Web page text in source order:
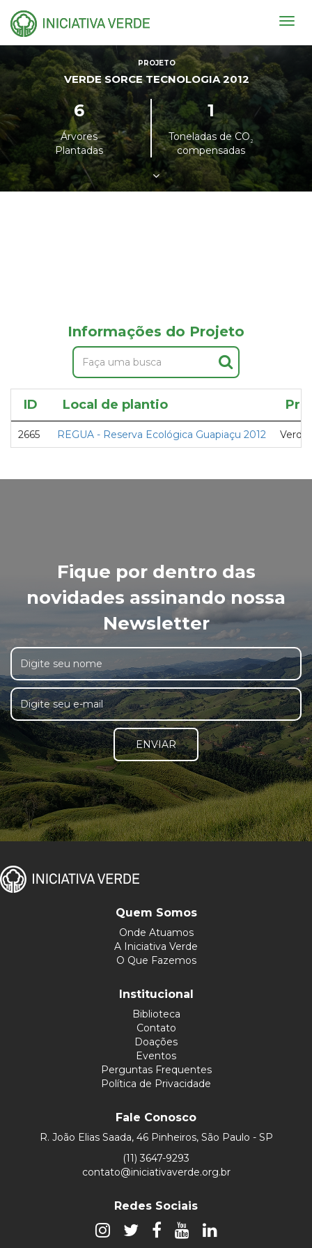
PROJETO
VERDE SORCE TECNOLOGIA 2012
6
Árvores
Plantadas
1
Toneladas de CO²
compensadas
Informações do Projeto
ID Local de plantio
2665 REGUA - Reserva Ecológica Guapiaçu 2012 Verde
Fique por dentro das
novidades assinando nossa
Newsletter
ENVIAR
Quem Somos
Onde Atuamos
A Iniciativa Verde
O Que Fazemos
Institucional
Biblioteca
Contato
Doações
Eventos
Perguntas Frequentes
Política de Privacidade
Fale Conosco
R. João Elias Saada, 46 Pinheiros, São Paulo - SP
(11) 3647-9293
contato@iniciativaverde.org.br
Redes Sociais